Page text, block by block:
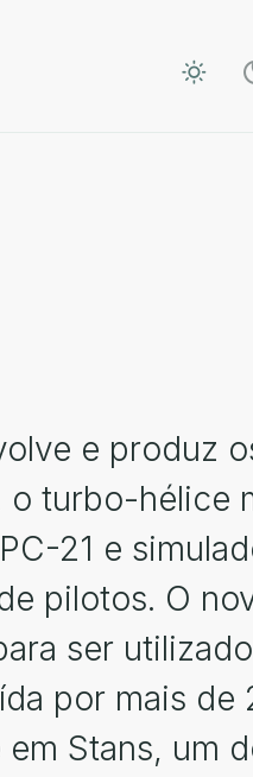
e produz
turbo-hélice
21 e
pilotos. O
ser
por mais
Stans, um